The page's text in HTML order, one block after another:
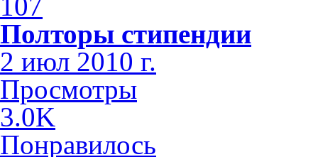
Полторы стипендии
2 июл 2010 г.
Просмотры
3.0K
Понравилось